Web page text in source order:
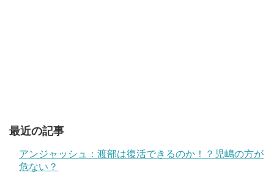
最近の記事
アンジャッシュ：渡部は復活できるのか！？児嶋の方が
危ない？